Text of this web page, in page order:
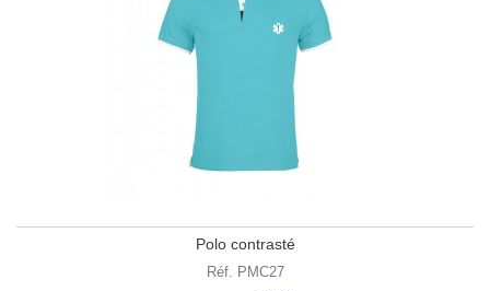
Polo contrasté
Réf. PMC27